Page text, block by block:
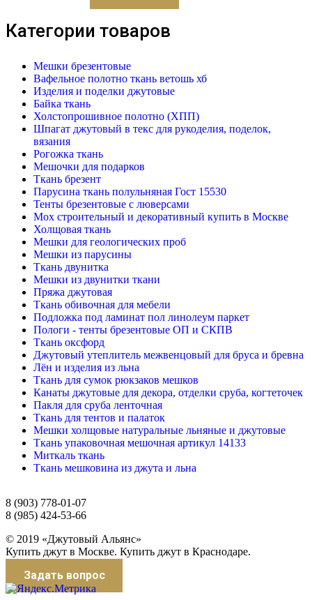
Категории товаров
Мешки брезентовые
Вафельное полотно ткань ветошь хб
Изделия и поделки джутовые
Байка ткань
Холстопрошивное полотно (ХПП)
Шпагат джутовый в текс для рукоделия, поделок,
вязания
Рогожка ткань
Мешочки для подарков
Ткань брезент
Парусина ткань полульняная Гост 15530
Тенты брезентовые с люверсами
Мох строительный и декоративный купить в Москве
Холщовая ткань
Мешки для геологических проб
Мешки из парусины
Ткань двунитка
Мешки из двунитки ткани
Пряжа джутовая
Ткань обивочная для мебели
Подложка под ламинат пол линолеум паркет
Пологи - тенты брезентовые ОП и СКПВ
Ткань оксфорд
Джутовый утеплитель межвенцовый для бруса и бревна
Лён и изделия из льна
Ткань для сумок рюкзаков мешков
Канаты джутовые для декора, отделки сруба, когтеточек
Пакля для сруба ленточная
Ткань для тентов и палаток
Мешки холщовые натуральные льняные и джутовые
Ткань упаковочная мешочная артикул 14133
Миткаль ткань
Ткань мешковина из джута и льна
8 (903) 778-01-07
8 (985) 424-53-66
© 2019 «Джутовый Альянс»
Купить джут в Москве. Купить джут в Краснодаре.
Задать вопрос